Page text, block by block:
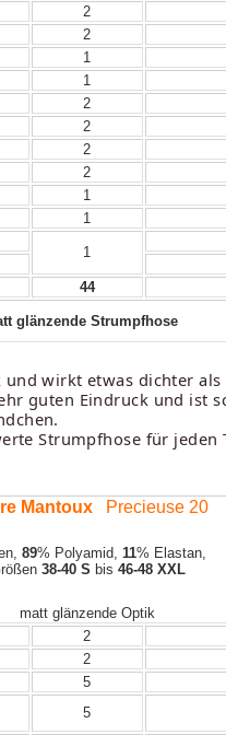
2
2
1
1
2
2
2
2
1
1
1
44
glänzende Strumpfhose
wirkt etwas dichter
guten Eindruck und ist
Strumpfhose für jeden
MantouxPrecieuse 20
89% Polyamid,11% Elastan,
38-40 S bis 46-48 XXL
matt glänzende Optik
2
2
5
5